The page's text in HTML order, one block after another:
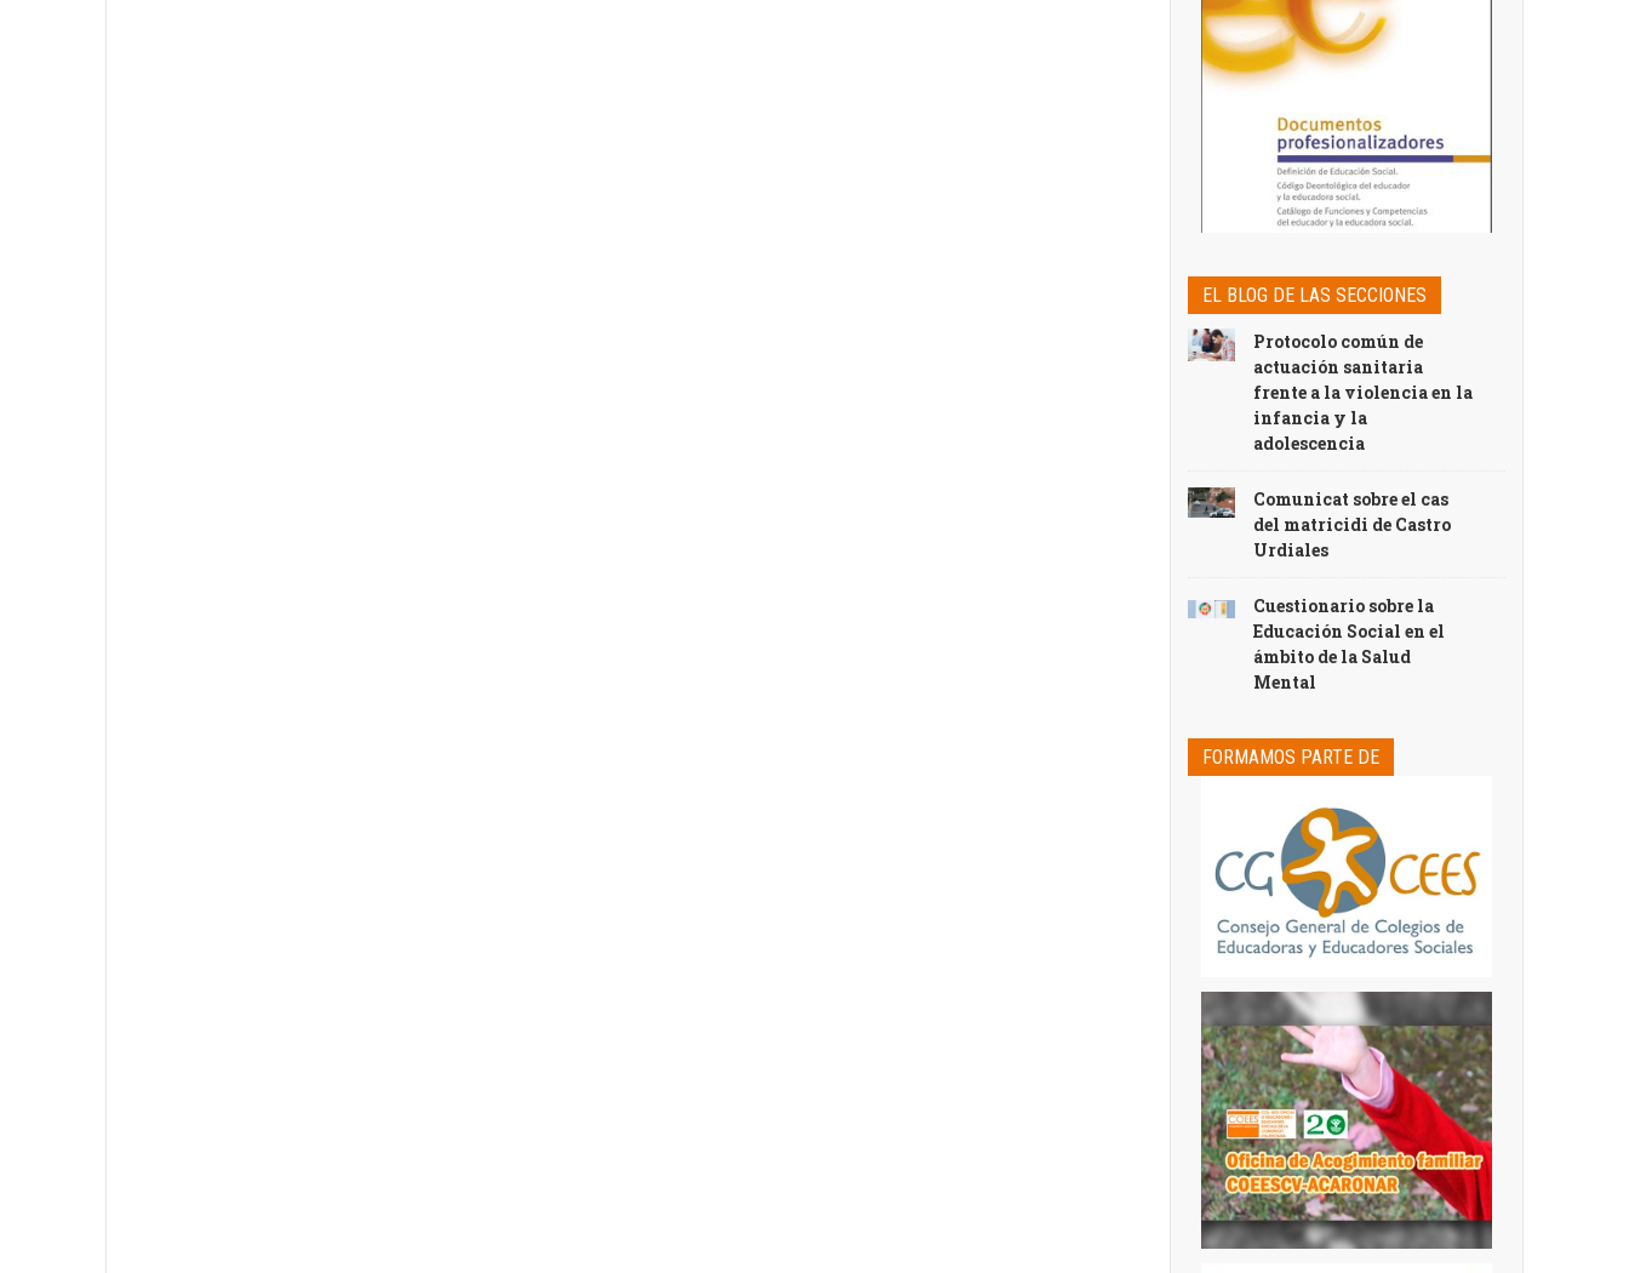
EL BLOG DE LAS SECCIONES
Protocolo común de
actuación sanitaria
frente a la violencia en la
infancia y la
adolescencia
Comunicat sobre el cas
del matricidi de Castro
Urdiales
Cuestionario sobre la
Educación Social en el
ámbito de la Salud
Mental
FORMAMOS PARTE DE